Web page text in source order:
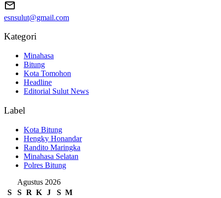
esnsulut@gmail.com
Kategori
Minahasa
Bitung
Kota Tomohon
Headline
Editorial Sulut News
Label
Kota Bitung
Hengky Honandar
Randito Maringka
Minahasa Selatan
Polres Bitung
Agustus 2026
S
S R K J S M